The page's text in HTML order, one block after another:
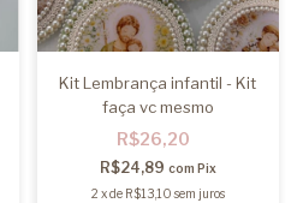
Kit Lembrança infantil - Kit
faça vc mesmo
R$26,20
R$24,89 com Pix
2 xde R$13,10 sem juros